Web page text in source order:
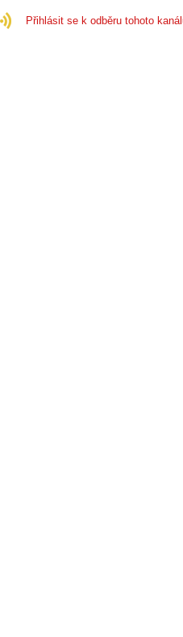
Přihlásit se k odběru tohoto